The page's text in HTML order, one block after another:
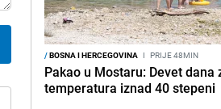
/BOSNA I HERCEGOVINA I PRIJE 48MIN
Pakao u Mostaru: Devet dana
temperatura iznad 40 stepeni